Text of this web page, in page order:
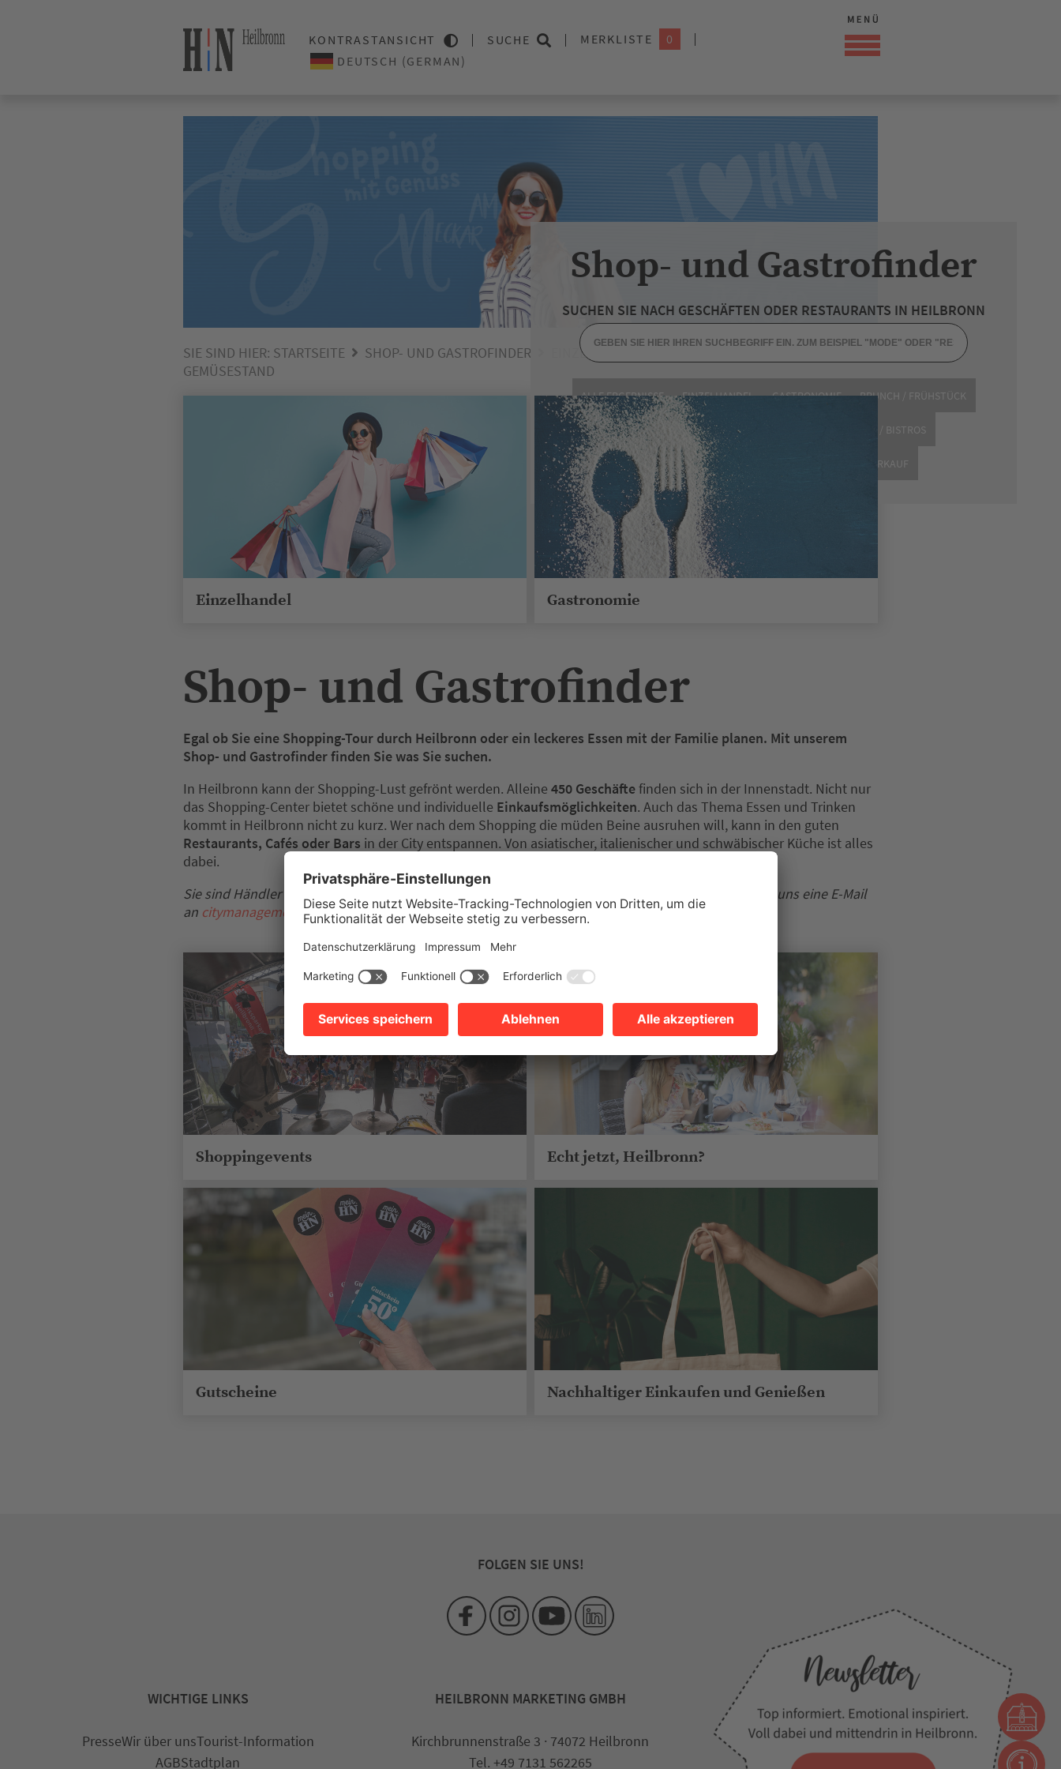
KONTRASTANSICHT SUCHE MERKLISTE 0
Shop- und Gastrofinder
SUCHEN SIE NACH GESCHÄFTEN ODER RESTAURANTS IN HEILBRONN
ALLE ERGEBNISSE EINZELHANDEL GASTRONOMIE BRUNCH / FRÜHSTÜCK
CAFÉS MIT AUSSENBEREICH BARS / BISTROS
MÖBEL / MÖBEL-ACCESSOIRES WEINVERKAUF
SIE SIND HIER: STARTSEITE SHOP- UND GASTROFINDER EINZELHANDEL
GEMÜSESTAND
Einzelhandel Gastronomie
Shop- und Gastrofinder
Egal ob Sie eine Shopping-Tour durch Heilbronn oder ein leckeres Essen mit der Familie planen. Mit unserem
Shop- und Gastrofinder finden Sie was Sie suchen.
In Heilbronn kann der Shopping-Lust gefrönt werden. Alleine 450 Geschäftefinden sich in der Innenstadt. Nicht nur
das Shopping-Center bietet schöne und individuelle Einkaufsmöglichkeiten. Auch das Thema Essen und Trinken
kommt in Heilbronn nicht zu kurz. Wer nach dem Shopping die müden Beine ausruhen will, kann in den guten
Restaurants, Cafés oder Bars in der City entspannen. Von asiatischer, italienischer und schwäbischer Küche ist alles
dabei.
Sie sind Händler oder Gastronom und Ihr Betrieb ist noch nicht aufgenommen? Dann schreiben Sie uns eine E-Mail
an citymanagement[at]heilbronn-marketing.de.
Shoppingevents Echt jetzt, Heilbronn?
Gutscheine Nachhaltiger Einkaufen und Genießen
FOLGEN SIE UNS!
WICHTIGE LINKS
PresseWir über unsTourist-Information
AGBStadtplan
HEILBRONN MARKETING GMBH
Kirchbrunnenstraße 3 · 74072 Heilbronn
Tel. +49 7131 562265